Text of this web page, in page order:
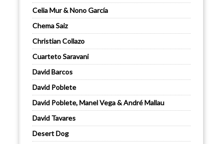
Celia Mur & Nono García
Chema Saiz
Christian Collazo
Cuarteto Saravani
David Barcos
David Poblete
David Poblete, Manel Vega & André Mallau
David Tavares
Desert Dog